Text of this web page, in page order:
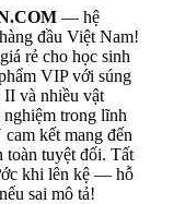
— hệ
đầu Việt Nam!
rẻ cho học sinh
VIP với súng
và nhiều vật
trong lĩnh
kết mang đến
toàn tuyệt đối. Tất
khi lên kệ — hỗ
sai mô tả!